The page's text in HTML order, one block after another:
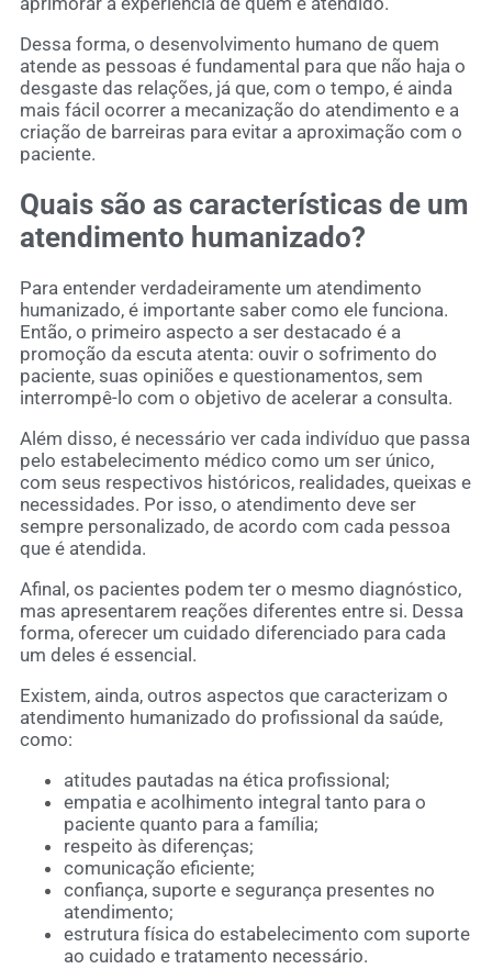
Dessa forma, o desenvolvimento humano de quem
atende as pessoas é fundamental para que não haja o
desgaste das relações, já que, com o tempo, é ainda
mais fácil ocorrer a mecanização do atendimento e a
criação de barreiras para evitar a aproximação com o
paciente.
Quais são as características de um
atendimento humanizado?
Para entender verdadeiramente um atendimento
humanizado, é importante saber como ele funciona.
Então, o primeiro aspecto a ser destacado é a
promoção da escuta atenta: ouvir o sofrimento do
paciente, suas opiniões e questionamentos, sem
interrompê-lo com o objetivo de acelerar a consulta.
Além disso, é necessário ver cada indivíduo que passa
pelo estabelecimento médico como um ser único,
com seus respectivos históricos, realidades, queixas e
necessidades. Por isso, o atendimento deve ser
sempre personalizado, de acordo com cada pessoa
que é atendida.
Afinal, os pacientes podem ter o mesmo diagnóstico,
mas apresentarem reações diferentes entre si. Dessa
forma, oferecer um cuidado diferenciado para cada
um deles é essencial.
Existem, ainda, outros aspectos que caracterizam o
atendimento humanizado do profissional da saúde,
como:
atitudes pautadas na ética profissional;
empatia e acolhimento integral tanto para o
paciente quanto para a família;
respeito às diferenças;
comunicação eficiente;
confiança, suporte e segurança presentes no
atendimento;
estrutura física do estabelecimento com suporte
ao cuidado e tratamento necessário.